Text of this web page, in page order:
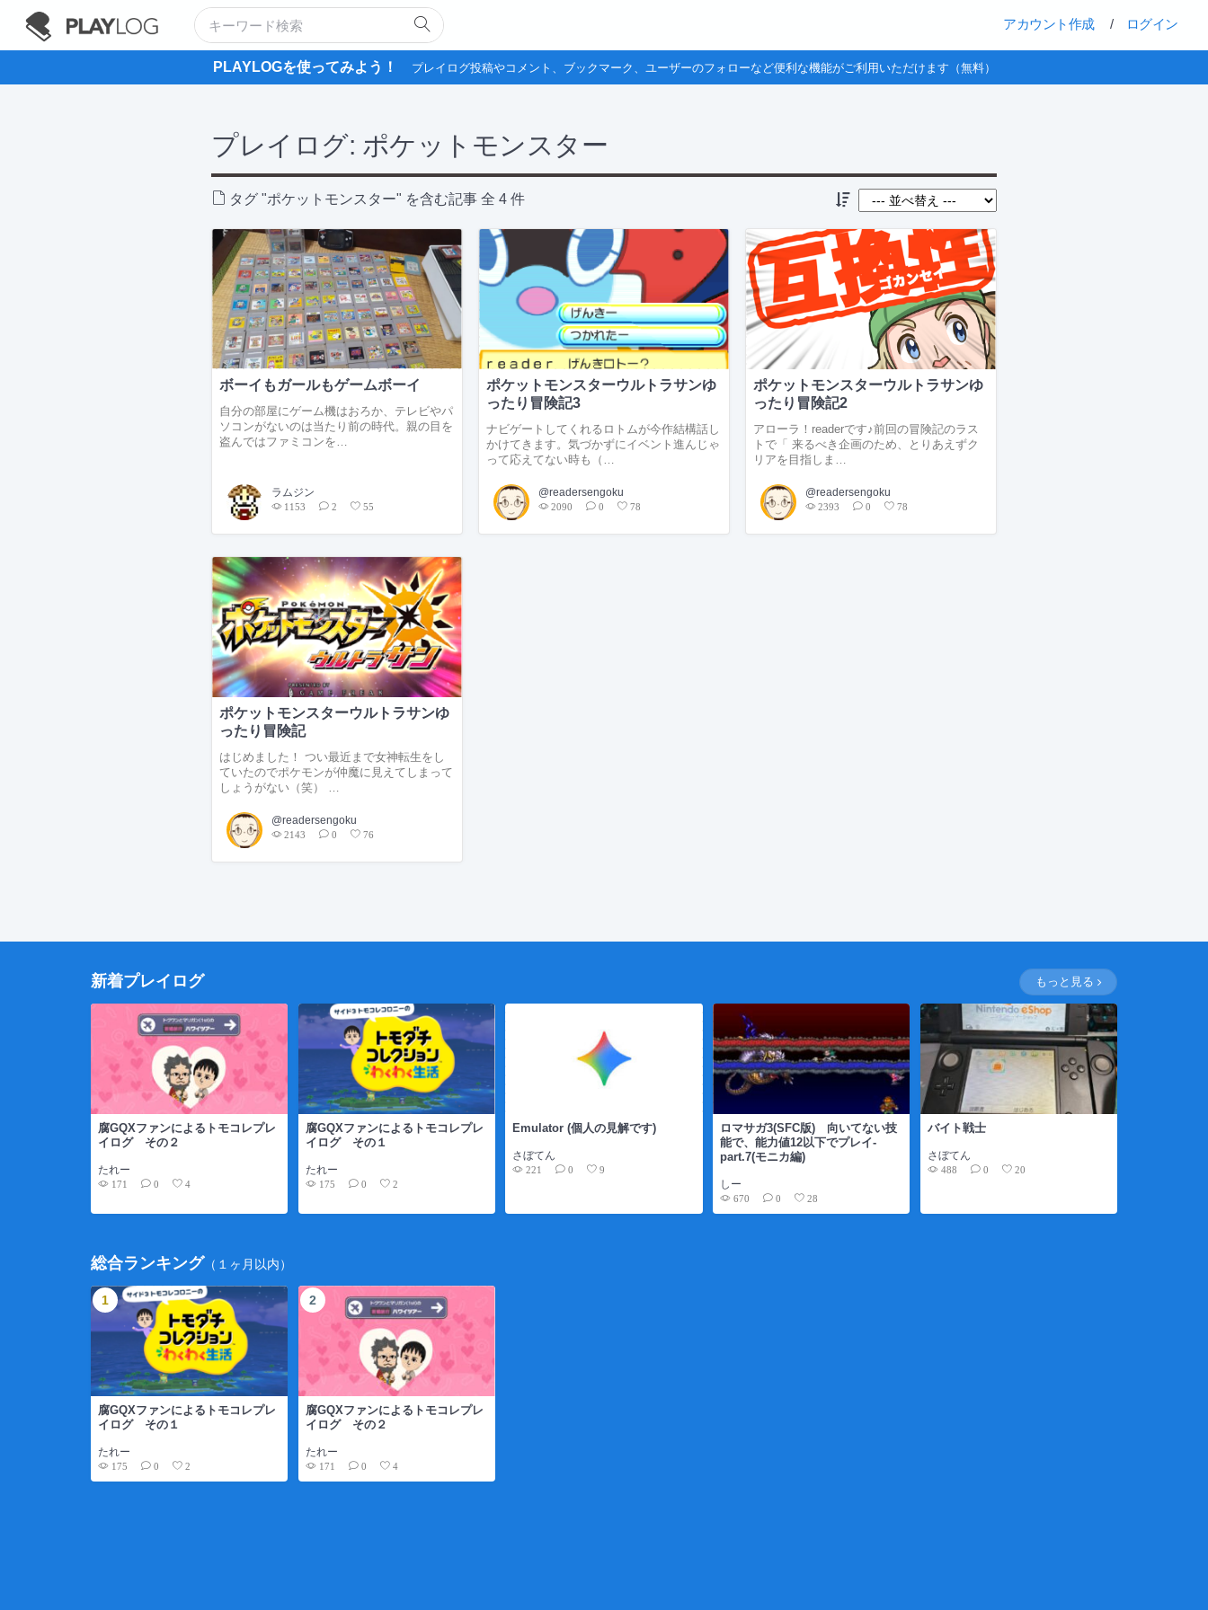
アカウント作成 / ログイン
PLAYLOGを使ってみよう！ プレイログ投稿やコメント、ブックマーク、ユーザーのフォローなど便利な機能がご利用いただけます（無料）
プレイログ: ポケットモンスター
タグ "ポケットモンスター" を含む記事 全 4 件
ボーイもガールもゲームボーイ
自分の部屋にゲーム機はおろか、テレビやパ
ソコンがないのは当たり前の時代。親の目を
盗んではファミコンを…
ラムジン
1153 2 55
ポケットモンスターウルトラサンゆ
ったり冒険記3
ナビゲートしてくれるロトムが今作結構話し
かけてきます。気づかずにイベント進んじゃ
って応えてない時も（…
@readersengoku
2090 0 78
ポケットモンスターウルトラサンゆ
ったり冒険記2
アローラ！readerです♪前回の冒険記のラス
トで「 来るべき企画のため、とりあえずク
リアを目指しま…
@readersengoku
2393 0 78
ポケットモンスターウルトラサンゆ
ったり冒険記
はじめました！ つい最近まで女神転生をし
ていたのでポケモンが仲魔に見えてしまって
しょうがない（笑） …
@readersengoku
2143 0 76
新着プレイログ もっと見る
腐GQXファンによるトモコレプレ
イログ その２
たれー
171 0 4
腐GQXファンによるトモコレプレ
イログ その１
たれー
175 0 2
Emulator (個人の見解です)
さぼてん
221 0 9
ロマサガ3(SFC版) 向いてない技
能で、能力値12以下でプレイ-
part.7(モニカ編)
しー
670 0 28
バイト戦士
さぼてん
488 0 20
総合ランキング （１ヶ月以内）
腐GQXファンによるトモコレプレ
イログ その１
たれー
175 0 2
腐GQXファンによるトモコレプレ
イログ その２
たれー
171 0 4